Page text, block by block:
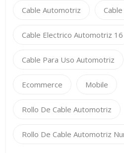
Cable Automotriz
Cable Electrico Automotriz 16
Cable Para Uso Automotriz
Ecommerce Mobile
Rollo De Cable Automotriz
Rollo De Cable Automotriz